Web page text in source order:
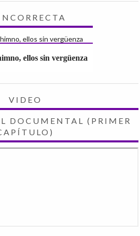
ellos sin vergüenza
VIDEO
DOCUMENTAL (PRIMER